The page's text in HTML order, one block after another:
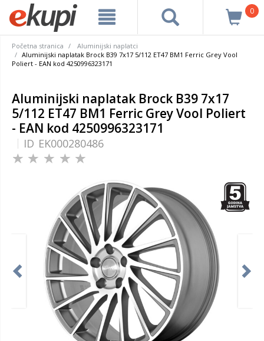
0
Početna stranica
Aluminijski naplatci
Aluminijski naplatak Brock B39 7x17 5/112 ET47 BM1 Ferric Grey Vool
Poliert - EAN kod 4250996323171
Aluminijski naplatak Brock B39 7x17
5/112 ET47 BM1 Ferric Grey Vool Poliert
- EAN kod 4250996323171
ID EK000280486